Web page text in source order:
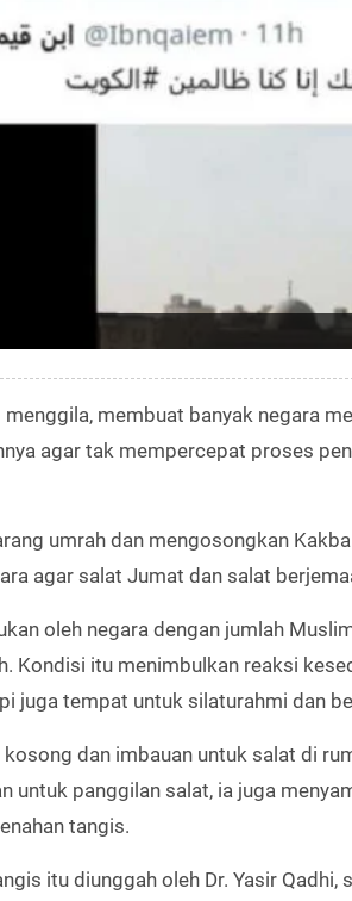
membuat banyak negara
agar tak mempercepat proses
umrah dan mengosongkan
agar salat Jumat dan salat
oleh negara dengan jumlah
Kondisi itu menimbulkan reaksi
juga tempat untuk silaturahmi dan
dan imbauan untuk salat di
untuk panggilan salat, ia juga
tangis.
itu diunggah oleh Dr. Yasir